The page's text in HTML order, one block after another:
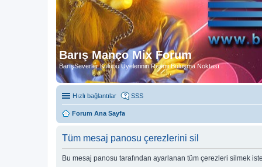
Barış Manço Mix Forum
BarışSeverler Kulübü Üyelerinin Resmi Buluşma Noktası
Hızlı bağlantılar SSS
Forum Ana Sayfa
Tüm mesaj panosu çerezlerini sil
Bu mesaj panosu tarafından ayarlanan tüm çerezleri silmek